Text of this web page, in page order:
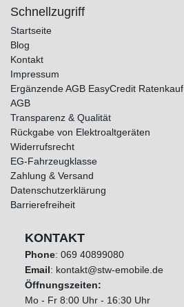
Schnellzugriff
Startseite
Blog
Kontakt
Impressum
Ergänzende AGB EasyCredit Ratenkauf
AGB
Transparenz & Qualität
Rückgabe von Elektroaltgeräten
Widerrufsrecht
EG-Fahrzeugklasse
Zahlung & Versand
Datenschutzerklärung
Barrierefreiheit
KONTAKT
Phone: 069 40899080
Email: kontakt@stw-emobile.de
Öffnungszeiten:
Mo - Fr 8:00 Uhr - 16:30 Uhr